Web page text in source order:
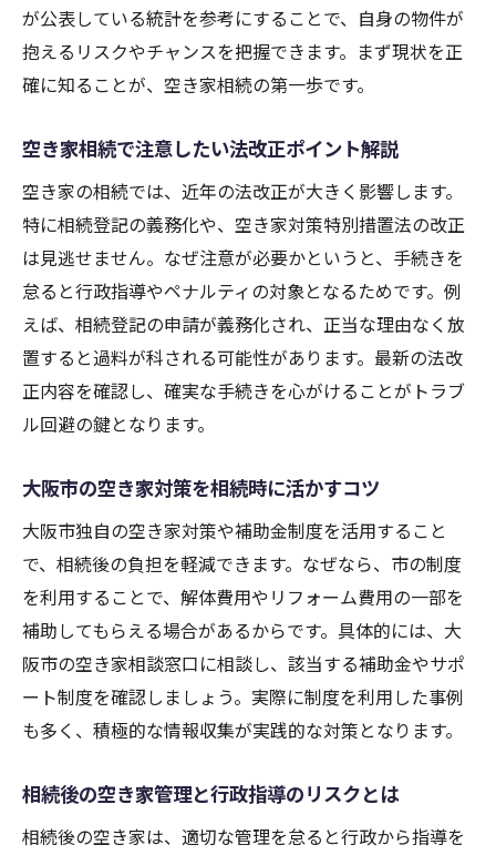
大阪市の空き家相談窓口を相続時に活用す
る方法
相続空き家の管理や維持に最適な対策事例
報
大阪市の空き家対策が相続後に及ぼす影響
とは
相続した空き家を守る大阪市の制度や取り
組み
税金対策も意識した空き家売却の実践術
相続した空き家の売却で押さえる税金の基
本
ト
売却時に活用できる大阪市の空き家補助金
相続空き家の譲渡所得と3000万円特別控除
活用術
税金対策を考えた空き家売却の流れと注意
点
相続後の空き家売却成功のための相談先選
相続した空き家の管理と行政手続きを徹底解説
相続空き家の管理放置リスクと防止策
が公表している統計を参考にすることで、自身の物件が
抱えるリスクやチャンスを把握できます。まず現状を正
確に知ることが、空き家相続の第一歩です。
空き家相続で注意したい法改正ポイント解説
空き家の相続では、近年の法改正が大きく影響します。
特に相続登記の義務化や、空き家対策特別措置法の改正
は見逃せません。なぜ注意が必要かというと、手続きを
怠ると行政指導やペナルティの対象となるためです。例
えば、相続登記の申請が義務化され、正当な理由なく放
置すると過料が科される可能性があります。最新の法改
正内容を確認し、確実な手続きを心がけることがトラブ
ル回避の鍵となります。
大阪市の空き家対策を相続時に活かすコツ
大阪市独自の空き家対策や補助金制度を活用すること
で、相続後の負担を軽減できます。なぜなら、市の制度
を利用することで、解体費用やリフォーム費用の一部を
補助してもらえる場合があるからです。具体的には、大
阪市の空き家相談窓口に相談し、該当する補助金やサポ
ート制度を確認しましょう。実際に制度を利用した事例
も多く、積極的な情報収集が実践的な対策となります。
相続後の空き家管理と行政指導のリスクとは
相続後の空き家は、適切な管理を怠ると行政から指導を